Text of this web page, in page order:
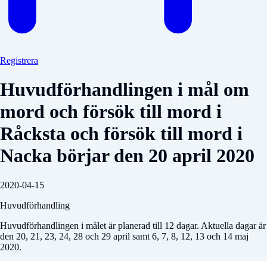
Registrera
Huvudförhandlingen i mål om
mord och försök till mord i
Råcksta och försök till mord i
Nacka börjar den 20 april 2020
2020-04-15
Huvudförhandling
Huvudförhandlingen i målet är planerad till 12 dagar. Aktuella dagar är
den 20, 21, 23, 24, 28 och 29 april samt 6, 7, 8, 12, 13 och 14 maj
2020.